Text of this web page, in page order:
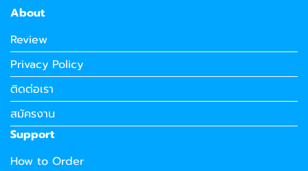
About
Review
Privacy Policy
ติดต่อเรา
สมัครงาน
Support
How to Order